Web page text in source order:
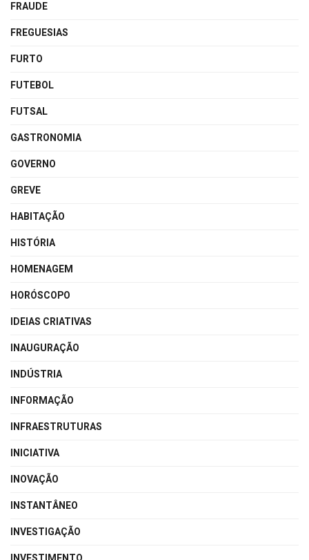
FRAUDE
FREGUESIAS
FURTO
FUTEBOL
FUTSAL
GASTRONOMIA
GOVERNO
GREVE
HABITAÇÃO
HISTÓRIA
HOMENAGEM
HORÓSCOPO
IDEIAS CRIATIVAS
INAUGURAÇÃO
INDÚSTRIA
INFORMAÇÃO
INFRAESTRUTURAS
INICIATIVA
INOVAÇÃO
INSTANTÂNEO
INVESTIGAÇÃO